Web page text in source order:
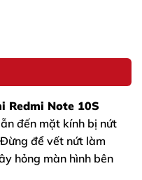
Redmi Note 10S
đến mặt kính bị nứt
để vết nứt làm
hỏng màn hình bên